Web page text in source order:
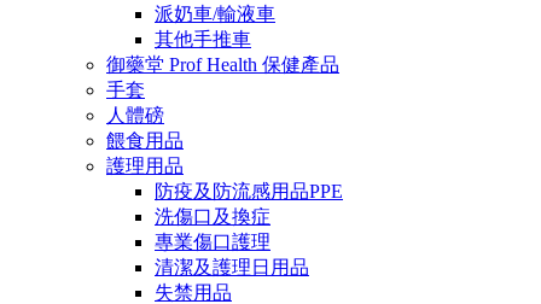
派奶車/輸液車
其他手推車
御藥堂 Prof Health 保健產品
手套
人體磅
餵食用品
護理用品
防疫及防流感用品PPE
洗傷口及換症
專業傷口護理
清潔及護理日用品
失禁用品